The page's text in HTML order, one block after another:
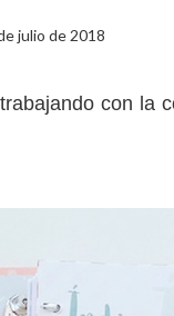
julio de 2018
con la